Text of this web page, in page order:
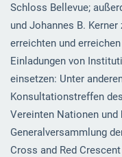
Schloss Bellevue;
und Johannes B.
erreichten und
Einladungen von
einsetzen: Unter
Konsultationstreffen
Vereinten Nationen und
Generalversammlung
Cross and Red